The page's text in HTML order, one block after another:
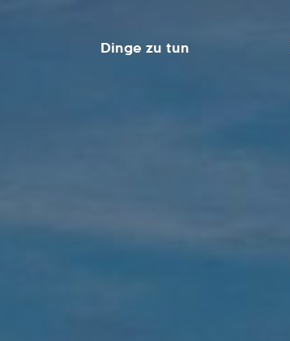
Dinge zu tun